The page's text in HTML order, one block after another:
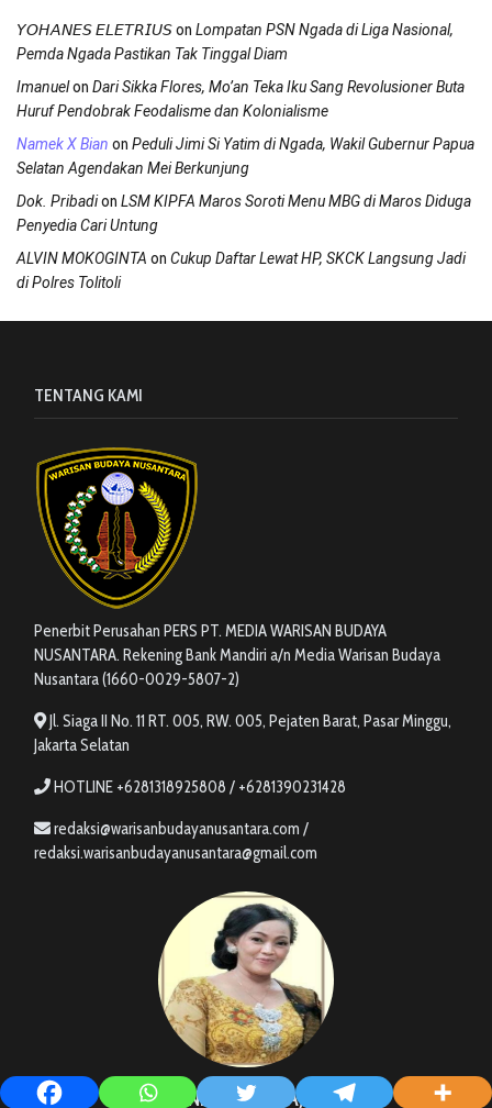
𝘠𝘖𝘏𝘈𝘕𝘌𝘚 𝘌𝘓𝘌𝘛𝘙𝘐𝘜𝘚on Lompatan PSN Ngada di Liga Nasional,
Pemda Ngada Pastikan Tak Tinggal Diam
Imanuelon Dari Sikka Flores, Mo’an Teka Iku Sang Revolusioner Buta
Huruf Pendobrak Feodalisme dan Kolonialisme
Namek X Bian on Peduli Jimi Si Yatim di Ngada, Wakil Gubernur Papua
Selatan Agendakan Mei Berkunjung
Dok. Pribadion LSM KIPFA Maros Soroti Menu MBG di Maros Diduga
Penyedia Cari Untung
ALVIN MOKOGINTA on Cukup Daftar Lewat HP, SKCK Langsung Jadi
di Polres Tolitoli
TENTANG KAMI
Penerbit Perusahan PERS PT. MEDIA WARISAN BUDAYA
NUSANTARA. Rekening Bank Mandiri a/n Media Warisan Budaya
Nusantara (1660-0029-5807-2)
Jl. Siaga II No. 11 RT. 005, RW. 005, Pejaten Barat, Pasar Minggu,
Jakarta Selatan
HOTLINE +6281318925808 / +6281390231428
redaksi@warisanbudayanusantara.com /
redaksi.warisanbudayanusantara@gmail.com
NENI (ROSSA)